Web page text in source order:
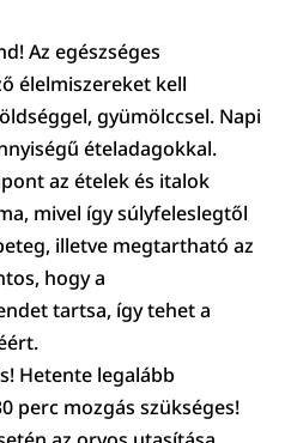
Az egészséges
élelmiszereket kell
gyümölccsel. Napi
ételadagokkal.
az ételek és italok
mivel így súlyfeleslegtől
illetve megtartható az
hogy a
tartsa, így tehet a
Hetente legalább
perc mozgás szükséges!